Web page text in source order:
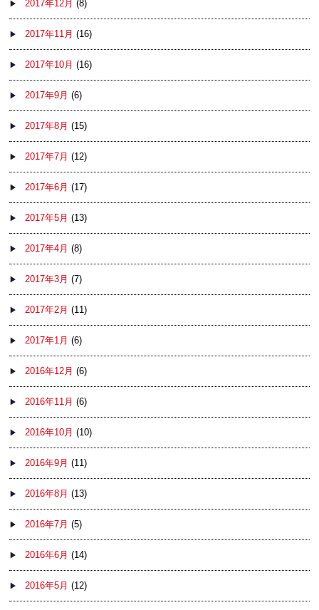
2017年12月 (8)
2017年11月 (16)
2017年10月 (16)
2017年9月 (6)
2017年8月 (15)
2017年7月 (12)
2017年6月 (17)
2017年5月 (13)
2017年4月 (8)
2017年3月 (7)
2017年2月 (11)
2017年1月 (6)
2016年12月 (6)
2016年11月 (6)
2016年10月 (10)
2016年9月 (11)
2016年8月 (13)
2016年7月 (5)
2016年6月 (14)
2016年5月 (12)